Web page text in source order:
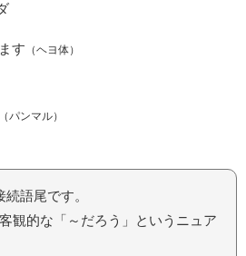
す （ヘヨ体）
（パンマル）
語尾です。
観的な「～だろう」というニュア